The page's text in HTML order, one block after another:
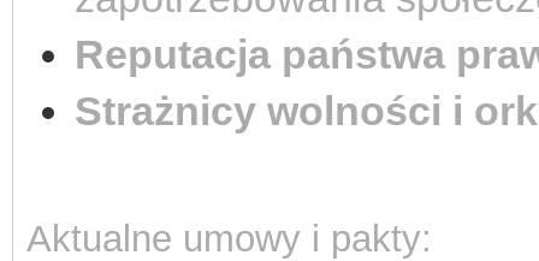
Reputacja państwa
Strażnicy wolności i
Aktualne umowy i pakty: